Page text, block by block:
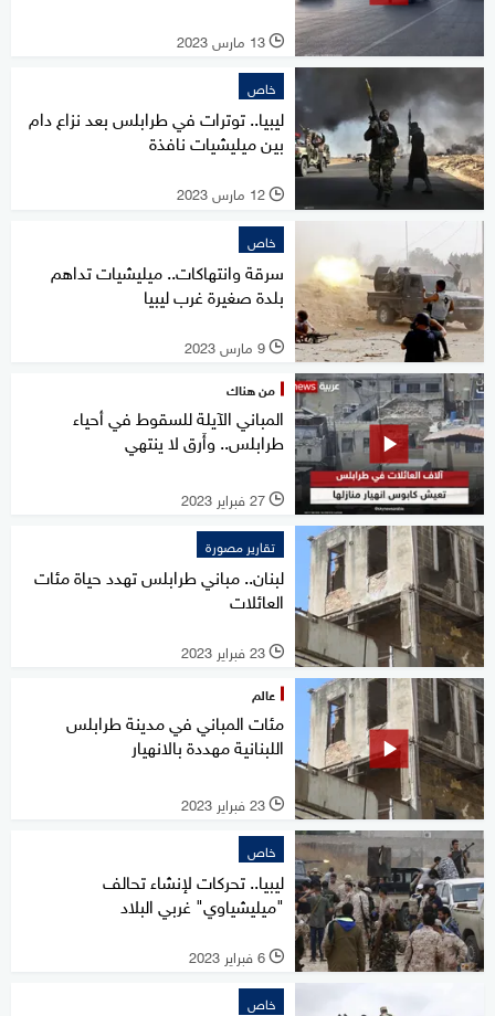
l 13 مارس 2023
خاص
ليبيا.. توترات في طرابلس بعد نزاع دام
بين ميليشيات نافذة
l 12 مارس 2023
خاص
سرقة وانتهاكات.. ميليشيات تداهم
بلدة صغيرة غرب ليبيا
l 9 مارس 2023
من هناك
المباني الآيلة للسقوط في أحياء
طرابلس.. وأَرق لا ينتهي
l 27 فبراير 2023
تقارير مصورة
لبنان.. مباني طرابلس تهدد حياة مئات
العائلات
l 23 فبراير 2023
عالم
مئات المباني في مدينة طرابلس
اللبنانية مهددة بالانهيار
l 23 فبراير 2023
خاص
ليبيا.. تحركات لإنشاء تحالف
"ميليشياوي" غربي البلاد
l 6 فبراير 2023
خاص